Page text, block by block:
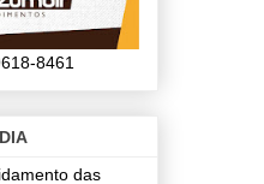
8461
das